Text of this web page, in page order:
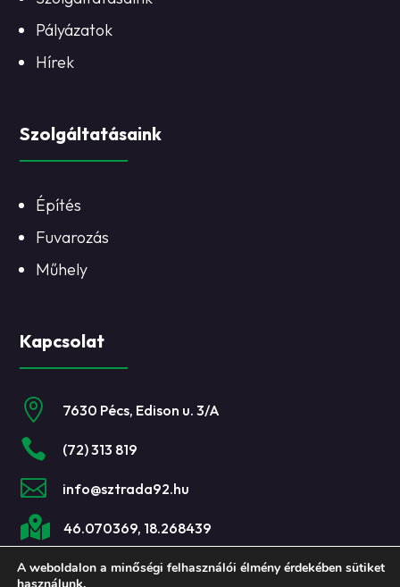
Pályázatok
Hírek
Szolgáltatásaink
Építés
Fuvarozás
Műhely
Kapcsolat
 7630 Pécs, Edison u. 3/A
 (72) 313 819
 info@sztrada92.hu
 46.070369, 18.268439
A weboldalon a minőségi felhasználói élmény érdekében sütiket